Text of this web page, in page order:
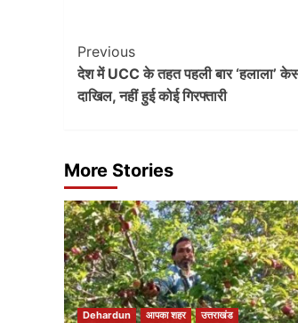
Post
Navigation
Previous
देश में UCC के तहत पहली बार ‘हलाला’
दाखिल, नहीं हुई कोई गिरफ्तारी
More Stories
Dehardun आपका शहर
उत्तराखंड